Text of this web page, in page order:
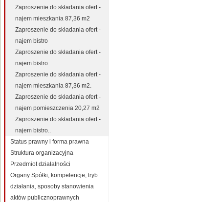
Zaproszenie do składania ofert -
najem mieszkania 87,36 m2
Zaproszenie do składania ofert -
najem bistro
Zaproszenie do składania ofert -
najem bistro.
Zaproszenie do składania ofert -
najem mieszkania 87,36 m2.
Zaproszenie do składania ofert -
najem pomieszczenia 20,27 m2
Zaproszenie do składania ofert -
najem bistro..
Status prawny i forma prawna
Struktura organizacyjna
Przedmiot działalności
Organy Spółki, kompetencje, tryb
działania, sposoby stanowienia
aktów publicznoprawnych